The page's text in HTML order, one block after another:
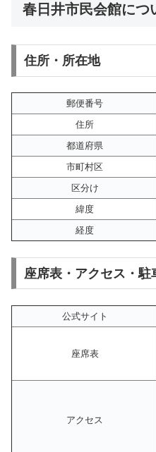
春日井市民会館につ
住所・所在地
郵便番号
住所
都道府県
市町村区
区分け
緯度
経度
座席表・アクセス・駐
公式サイト
座席表
アクセス